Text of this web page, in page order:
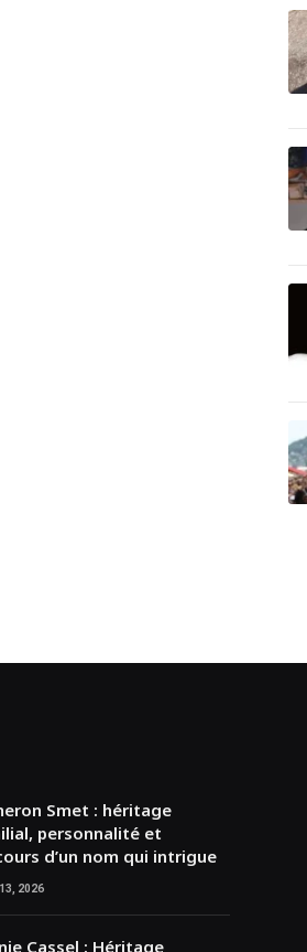
Smet : héritage
personnalité et
d’un nom qui intrigue
2026
Cassel : Héritage